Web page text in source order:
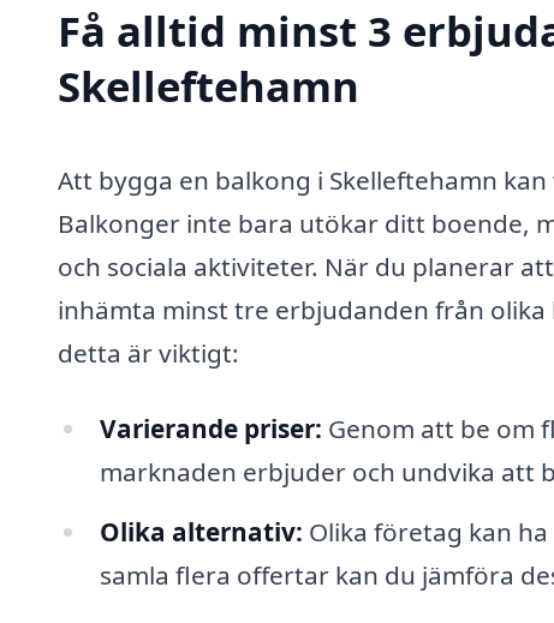
Få alltid minst 3
Skelleftehamn
Att bygga en balkong i Skelleftehamn
Balkonger inte bara utökar ditt boende,
och sociala aktiviteter. När du planerar
inhämta minst tre erbjudanden från
detta är viktigt:
Varierande priser: Genom att be om
marknaden erbjuder och undvika att
Olika alternativ: Olika företag kan
samla flera offertar kan du jämföra